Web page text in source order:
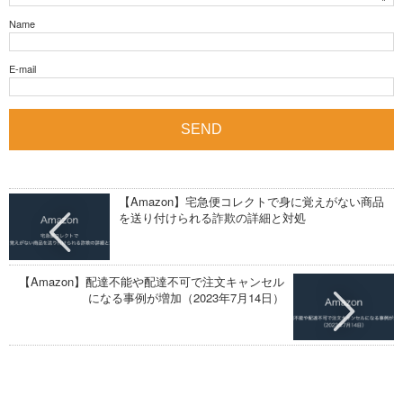
Name
E-mail
【Amazon】宅急便コレクトで身に覚えがない商品
を送り付けられる詐欺の詳細と対処
【Amazon】配達不能や配達不可で注文キャンセル
になる事例が増加（2023年7月14日）